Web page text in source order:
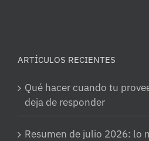
ARTÍCULOS RECIENTES
Qué hacer cuando tu
deja de responder
Resumen de julio 2026: lo